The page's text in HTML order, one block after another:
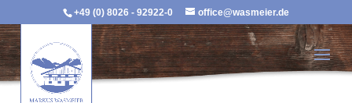
+49 (0) 8026 - 92922-0 office@wasmeier.de